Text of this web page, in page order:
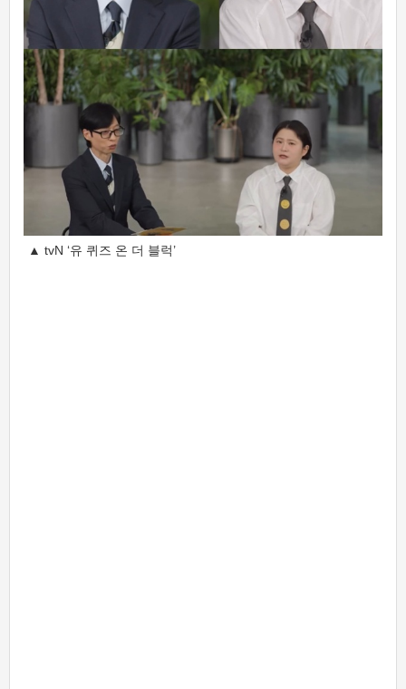
▲ tvN ‘유 퀴즈 온 더 블럭’